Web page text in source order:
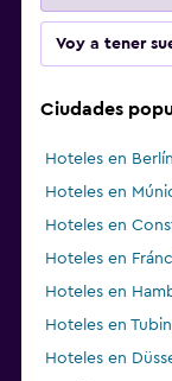
Voy a tener
Ciudades
Hoteles en Berlín
Hoteles en
Hoteles en
Hoteles en
Hoteles en
Hoteles en
Hoteles en